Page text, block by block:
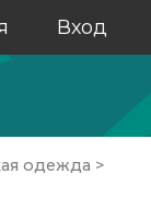
Вход
одежда >